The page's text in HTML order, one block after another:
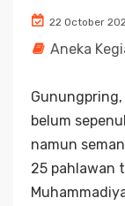
22 October
Aneka
Gunungpring,
belum
namun
25 pahlawan